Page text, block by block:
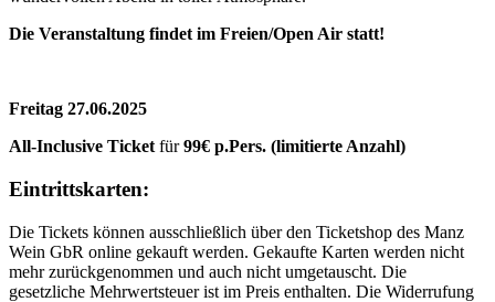
Die Veranstaltung findet im Freien/Open Air statt!
Freitag 27.06.2025
All-Inclusive Ticket für99€ p.Pers. (limitierte Anzahl)
Eintrittskarten:
Die Tickets können ausschließlich über den Ticketshop des Manz
Wein GbR online gekauft werden. Gekaufte Karten werden nicht
mehr zurückgenommen und auch nicht umgetauscht. Die
gesetzliche Mehrwertsteuer ist im Preis enthalten. Die Widerrufung